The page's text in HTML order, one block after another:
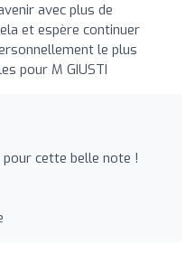
avec plus de
et espère continuer
le plus
pour M GIUSTI
cette belle note !